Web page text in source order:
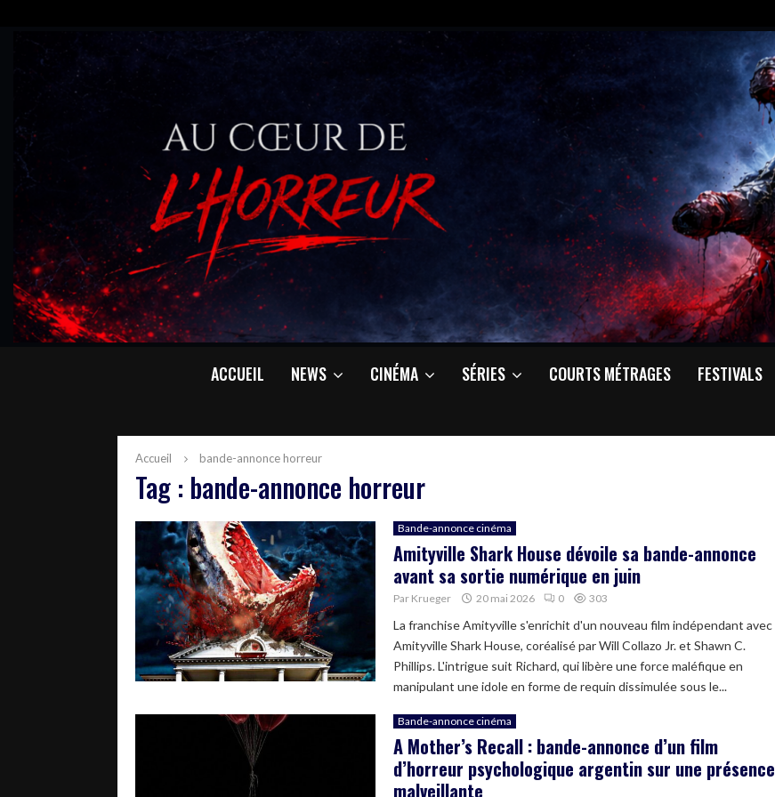
ACCUEIL NEWS CINÉMA SÉRIES COURTS MÉTRAGES FESTIVALS
Accueil bande-annonce horreur
Tag : bande-annonce horreur
Bande-annonce cinéma
Amityville Shark House dévoile sa bande-annonce
avant sa sortie numérique en juin
Par Krueger 20 mai 2026 0 303
La franchise Amityville s'enrichit d'un nouveau film indépendant avec
Amityville Shark House, coréalisé par Will Collazo Jr. et Shawn C.
Phillips. L'intrigue suit Richard, qui libère une force maléfique en
manipulant une idole en forme de requin dissimulée sous le...
Bande-annonce cinéma
A Mother’s Recall : bande-annonce d’un film
d’horreur psychologique argentin sur une présence
malveillante